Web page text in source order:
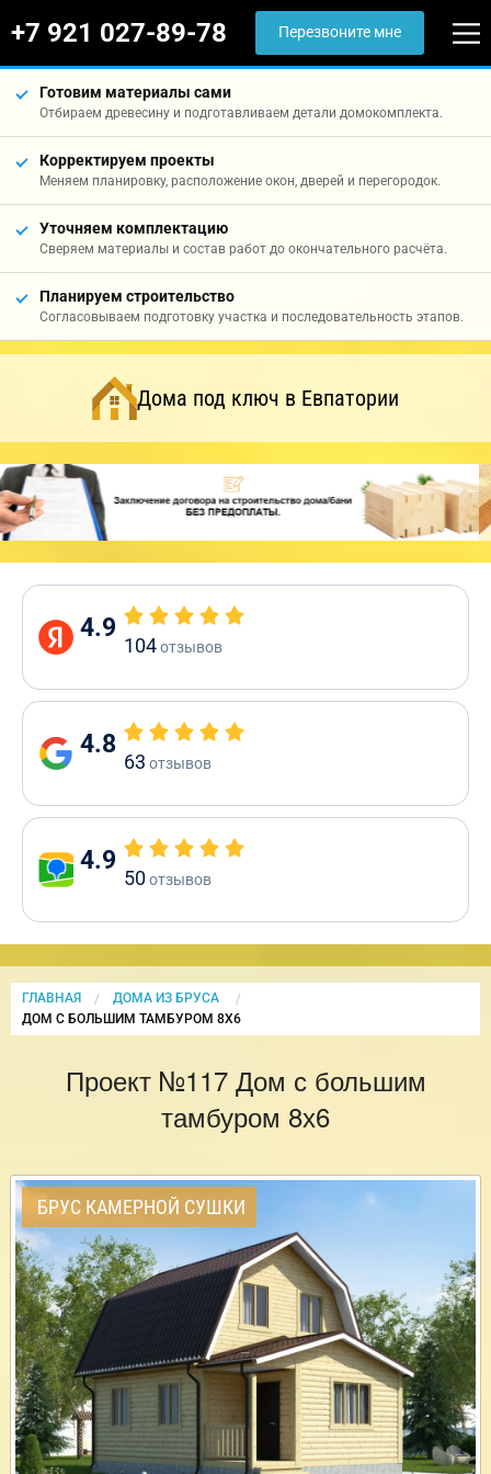
+7 921 027-89-78 Перезвоните мне
Готовим материалы сами
Отбираем древесину и подготавливаем детали домокомплекта.
Корректируем проекты
Меняем планировку, расположение окон, дверей и перегородок.
Уточняем комплектацию
Сверяем материалы и состав работ до окончательного расчёта.
Планируем строительство
Согласовываем подготовку участка и последовательность этапов.
Дома под ключ в Евпатории
4.9
104отзывов
4.8
63 отзывов
4.9
50отзывов
ГЛАВНАЯ
ДОМА ИЗ БРУСА
CURRENT:
ДОМ С БОЛЬШИМ ТАМБУРОМ 8Х6
Проект №117 Дом с большим
тамбуром 8х6
БРУС КАМЕРНОЙ СУШКИ